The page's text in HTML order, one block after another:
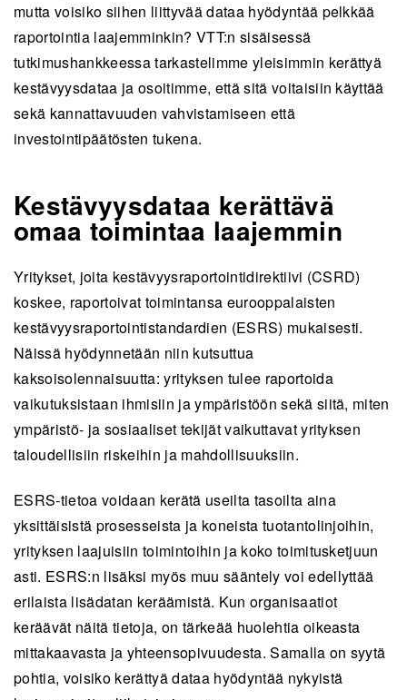
mutta voisiko siihen liittyvää dataa hyödyntää pelkkää
raportointia laajemminkin? VTT:n sisäisessä
tutkimushankkeessa tarkastelimme yleisimmin kerättyä
kestävyysdataa ja osoitimme, että sitä voitaisiin käyttää
sekä kannattavuuden vahvistamiseen että
investointipäätösten tukena.
Kestävyysdataa kerättävä
omaa toimintaa laajemmin
Yritykset, joita kestävyysraportointidirektiivi (CSRD)
koskee, raportoivat toimintansa eurooppalaisten
kestävyysraportointistandardien (ESRS) mukaisesti.
Näissä hyödynnetään niin kutsuttua
kaksoisolennaisuutta: yrityksen tulee raportoida
vaikutuksistaan ihmisiin ja ympäristöön sekä siitä, miten
ympäristö- ja sosiaaliset tekijät vaikuttavat yrityksen
taloudellisiin riskeihin ja mahdollisuuksiin.
ESRS-tietoa voidaan kerätä useilta tasoilta aina
yksittäisistä prosesseista ja koneista tuotantolinjoihin,
yrityksen laajuisiin toimintoihin ja koko toimitusketjuun
asti. ESRS:n lisäksi myös muu sääntely voi edellyttää
erilaista lisädatan keräämistä. Kun organisaatiot
keräävät näitä tietoja, on tärkeää huolehtia oikeasta
mittakaavasta ja yhteensopivuudesta. Samalla on syytä
pohtia, voisiko kerättyä dataa hyödyntää nykyistä